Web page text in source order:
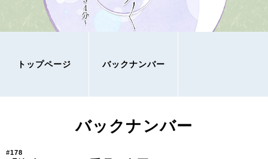
トップページ バックナンバー
バックナンバー
#178